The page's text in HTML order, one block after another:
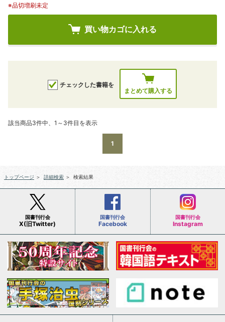
※品切増刷未定
買い物カゴに入れる
チェックした書籍を
まとめて購入する
該当商品3件中、1～3件目を表示
1
トップページ ＞ 詳細検索 ＞ 検索結果
国書刊行会
X(旧Twitter)
国書刊行会
Facebook
国書刊行会
Instagram
会社案内